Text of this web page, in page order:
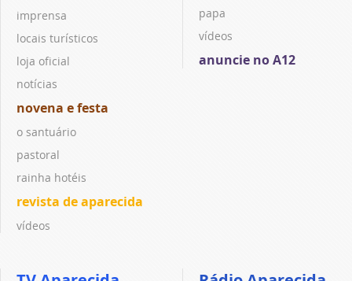
imprensa
locais turísticos
loja oficial
notícias
novena e festa
o santuário
pastoral
rainha hotéis
revista de aparecida
vídeos
papa
vídeos
anuncie no A12